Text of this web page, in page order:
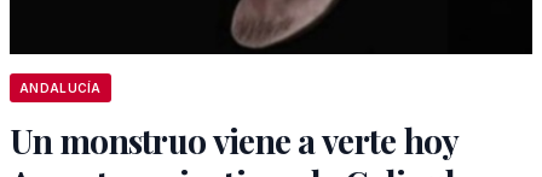
ANDALUCÍA
Un monstruo viene a verte hoy